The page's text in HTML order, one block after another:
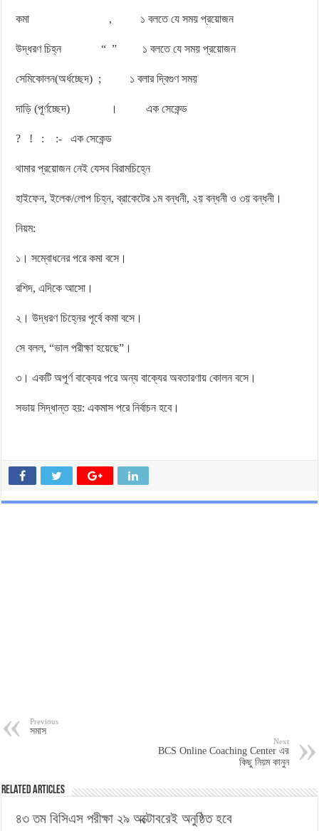
কমা , ১ বলতে যে সময় প্রয়োজন
উদ্ধরণ চিহ্ন “ ” ১ বলতে যে সময় প্রয়োজন
সেমিকোলন(অর্ধচ্ছেদ) ; ১ বলার দ্বিগুণ সময়
দাড়ি (পূর্ণচ্ছেদ) । এক সেকেন্ড
? ! : :- এক সেকেন্ড
থামার প্রয়োজন নেই যেসব বিরামচিহ্নে
হাইফেন, ইলেক/লোপ চিহ্ন, ব্রাকেটের ১ম বন্ধনী, ২য় বন্ধনী ও ৩য় বন্ধনী।
নিয়ম:
১। সম্বোধনের পরে কমা বসে।
রশিদ, এদিকে আসো।
২। উদ্ধরণ চিহ্নের পূর্বে কমা বসে।
সে বলল, “ভাল পরীক্ষা হয়েছে”।
৩। একটি অপূর্ণ বাক্যের পরে অন্য বাক্যের অবতারণায় কোলন বসে।
সভায় সিদ্ধান্ত হয়: একমাস পরে নির্বাচন হবে।
Previous
সমাস
Next
BCS Online Coaching Center এর
কিছু নিয়ম কানুন
Related Articles
৪৩ তম বিসিএস পরীক্ষা ২৯ অক্টোবরেই অনুষ্ঠিত হবে